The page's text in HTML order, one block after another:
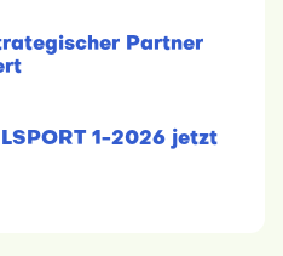
Partner
1-2026 jetzt